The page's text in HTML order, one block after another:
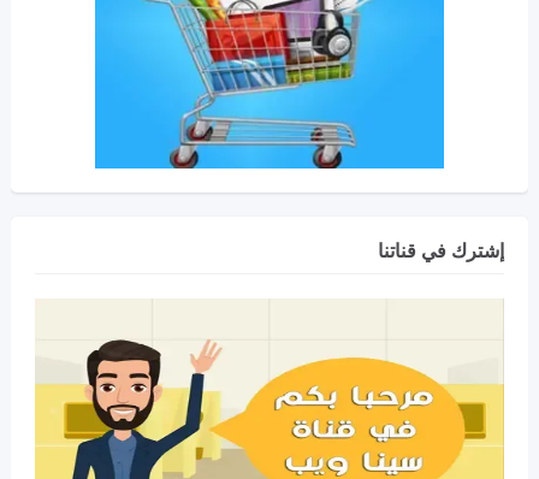
إشترك في قناتنا